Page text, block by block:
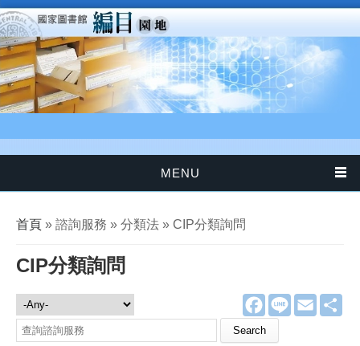
移至主內容
MENU
您在這裡
首頁 » 諮詢服務 » 分類法 » CIP分類詢問
CIP分類詢問
F
a
e
L
E
m
諮詢服務
Search this site